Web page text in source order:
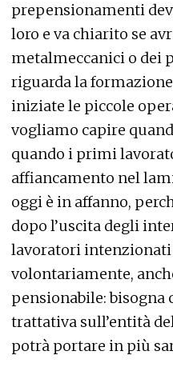
prepensionamenti
loro e va chiarito se
metalmeccanici o dei
riguarda la
iniziate le piccole
vogliamo capire
quando i primi
affiancamento nel
oggi è in affanno,
dopo l’uscita degli
lavoratori intenzionati
volontariamente,
pensionabile: bisogna
trattativa sull’entità
potrà portare in più